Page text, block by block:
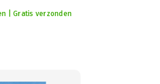
| Gratis verzonden